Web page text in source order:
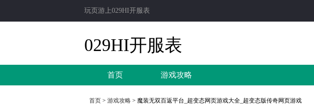
玩页游上029HI开服表
029HI开服表
首页 游戏攻略
首页 > 游戏攻略 > 魔装无双百返平台_超变态网页游戏大全_超变态版传奇网页游戏